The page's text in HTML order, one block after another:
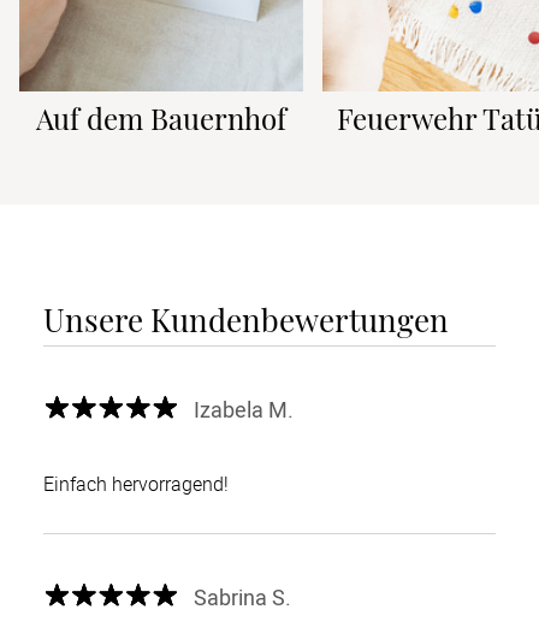
Auf dem Bauernhof Feuerwehr
Unsere Kundenbewertungen
Izabela M.
Einfach hervorragend!
Sabrina S.